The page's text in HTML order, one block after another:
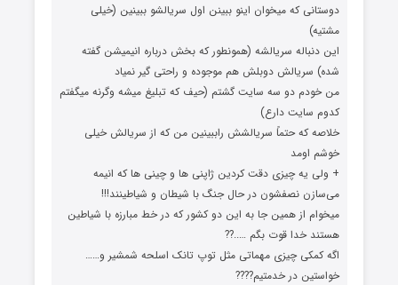
دوستانی که میخوان اینو ببینن اول سریالشو ببینین (خیلی
مشتیه)
این دنباله سریالشه (همونطور که بخش درباره انیمیشن گفته
شده) سریالش دوبلش هم موجوده و راحتی گیر نمیاد
من خودم دو سه سایت گشتم (حیف که تبلیغ میشه وگرنه میگفتم
کدوم سایت دارع)
خلاصه که حتماً سریالشش راببینین من که از سریالش خیلی
خوشم اومد
+ ولی یه چیزی دقت کردین ژاپنی ها و چینی ها که انیمه
می‌سازن نصفشون در حال جنگ با شیطان و شیاطینند!!!
میخوام از همین جا به این دو کشور که در خط مبارزه با شیاطین
هستند خدا قوت بگم …..??
اگه کمکی چیزی مهماتی مثل توپ تانک اسلحه شمشیر و……
خواستین در خدمتیم????